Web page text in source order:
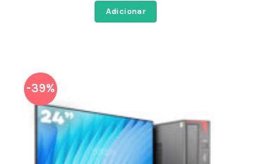
original
era:
atual
é:
Adicionar
-39%